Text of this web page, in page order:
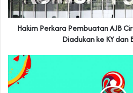
Hakim Perkara Pembuatan AJB
Diadukan ke KY dan